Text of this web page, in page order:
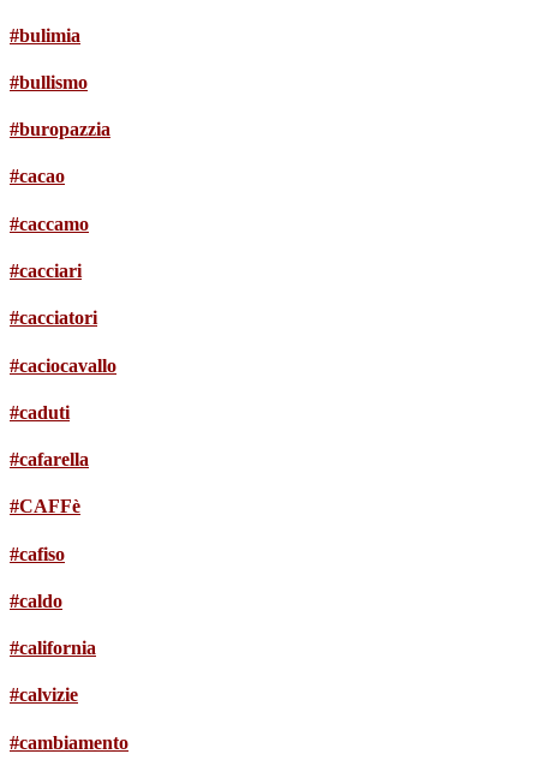
#bulimia
#bullismo
#buropazzia
#cacao
#caccamo
#cacciari
#cacciatori
#caciocavallo
#caduti
#cafarella
#CAFFè
#cafiso
#caldo
#california
#calvizie
#cambiamento